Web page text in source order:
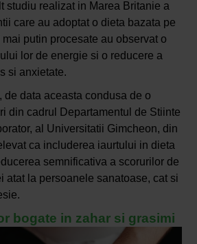
studiu realizat in Marea Britanie a
care au adoptat o dieta bazata pe
putin procesate au observat o
lor de energie si o reducere a
si anxietate.
de data aceasta condusa de o
din cadrul Departamentul de Stiinte
al Universitatii Gimcheon, din
ca includerea iaurtului in dieta
semnificativa a scorurilor de
atat la persoanele sanatoase, cat si
bogate in zahar si grasimi